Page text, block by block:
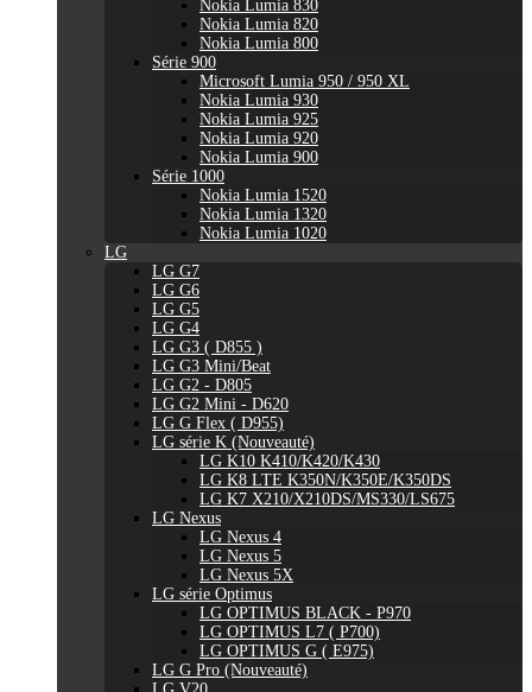
Nokia Lumia 830
Nokia Lumia 820
Nokia Lumia 800
Série 900
Microsoft Lumia 950 / 950 XL
Nokia Lumia 930
Nokia Lumia 925
Nokia Lumia 920
Nokia Lumia 900
Série 1000
Nokia Lumia 1520
Nokia Lumia 1320
Nokia Lumia 1020
LG
LG G7
LG G6
LG G5
LG G4
LG G3 ( D855 )
LG G3 Mini/Beat
LG G2 - D805
LG G2 Mini - D620
LG G Flex ( D955)
LG série K (Nouveauté)
LG K10 K410/K420/K430
LG K8 LTE K350N/K350E/K350DS
LG K7 X210/X210DS/MS330/LS675
LG Nexus
LG Nexus 4
LG Nexus 5
LG Nexus 5X
LG série Optimus
LG OPTIMUS BLACK - P970
LG OPTIMUS L7 ( P700)
LG OPTIMUS G ( E975)
LG G Pro (Nouveauté)